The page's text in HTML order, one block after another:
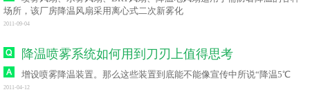
场所，该厂房降温风扇采用离心式二次新雾化
2011-09-04
降温喷雾系统如何用到刀刃上值得思考
增设喷雾降温装置。那么这些装置到底能不能像宣传中所说“降温5℃
2011-04-12